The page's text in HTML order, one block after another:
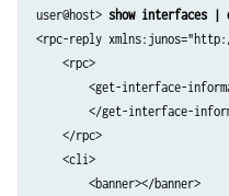
user@host> show interfaces |
<rpc-reply
    <rpc>
<get-interface-
</get-interface-
    </rpc>
    <cli>
        <banner></banner>